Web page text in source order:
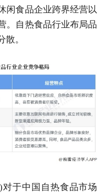
闲食品企业跨界经营以
。自热食品行业布局品
。
对于中国自热食品市场